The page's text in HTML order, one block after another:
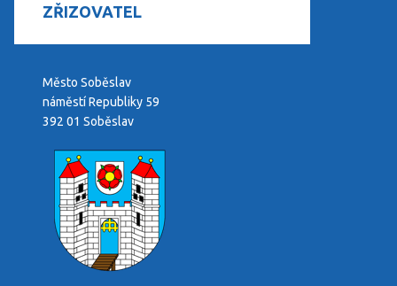
ZŘIZOVATEL
Město Soběslav
náměstí Republiky 59
392 01 Soběslav